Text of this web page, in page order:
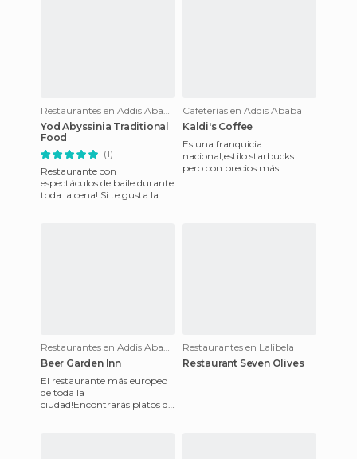
Restaurantes en Addis Ababa
Yod Abyssinia Traditional
Food
(1)
Restaurante con
espectáculos de baile durante
toda la cena! Si te gusta la
Cafeterías en Addis Ababa
Kaldi's Coffee
Es una franquicia
nacional,estilo starbucks
pero con precios más
Restaurantes en Addis Ababa
Beer Garden Inn
El restaurante más europeo
de toda la
ciudad!Encontrarás platos de
Restaurantes en Lalibela
Restaurant Seven Olives